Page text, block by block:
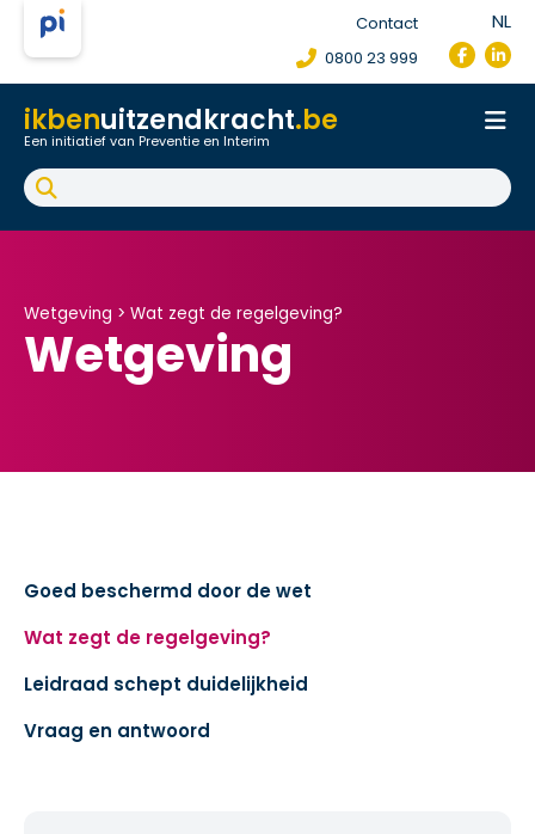
Contact
0800 23 999
NL
ikbenuitzendkracht.be
Een initiatief van Preventie en Interim
Onthaal
Werkpostfiche
Arbeidsongeval
Wetgeving > Wat zegt de regelgeving?
Wetgeving
Goed beschermd door de wet
Wat zegt de regelgeving?
Leidraad schept duidelijkheid
Vraag en antwoord